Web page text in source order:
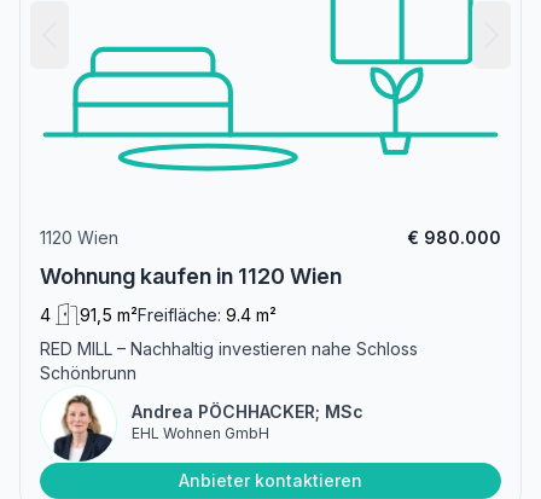
1120 Wien € 980.000
Wohnung kaufen in 1120 Wien
4 91,5 m²Freifläche: 9.4 m²
RED MILL – Nachhaltig investieren nahe Schloss
Schönbrunn
Andrea PÖCHHACKER; MSc
EHL Wohnen GmbH
Anbieter kontaktieren